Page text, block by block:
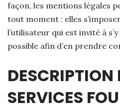
façon, les mentions légales
tout moment : elles
l’utilisateur qui est invité à
possible afin d’en prendre
DESCRIPTION
SERVICES